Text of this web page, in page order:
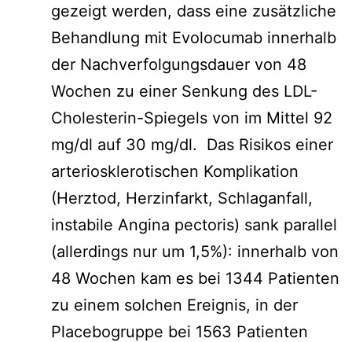
gezeigt werden, dass eine zusätzliche
Behandlung mit Evolocumab innerhalb
der Nachverfolgungsdauer von 48
Wochen zu einer Senkung des LDL-
Cholesterin-Spiegels von im Mittel 92
mg/dl auf 30 mg/dl. Das Risikos einer
arteriosklerotischen Komplikation
(Herztod, Herzinfarkt, Schlaganfall,
instabile Angina pectoris) sank parallel
(allerdings nur um 1,5%): innerhalb von
48 Wochen kam es bei 1344 Patienten
zu einem solchen Ereignis, in der
Placebogruppe bei 1563 Patienten